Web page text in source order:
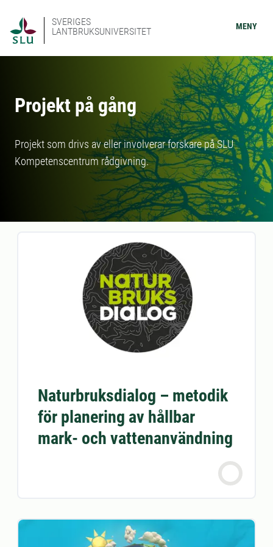
SVERIGES
LANTBRUKSUNIVERSITET
MENY
Projekt på gång
Projekt som drivs av eller involverar forskare på SLU
Kompetenscentrum rådgivning.
Naturbruksdialog – metodik
för planering av hållbar
mark- och vattenanvändning